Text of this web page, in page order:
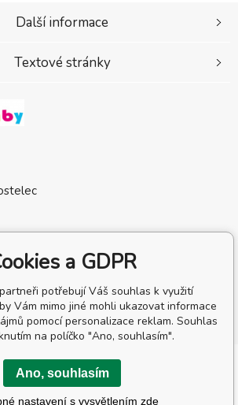
Další informace
Textové stránky
© 2026 EasyStock s.r.o.
Všechna práva vyhrazena.
a GDPR
potřebují Váš souhlas k využití
Vám mimo jiné mohli ukazovat informace
pomocí personalizace reklam. Souhlas
na políčko "Ano, souhlasím".
Ano, souhlasím
nastavení s vysvětlením zde